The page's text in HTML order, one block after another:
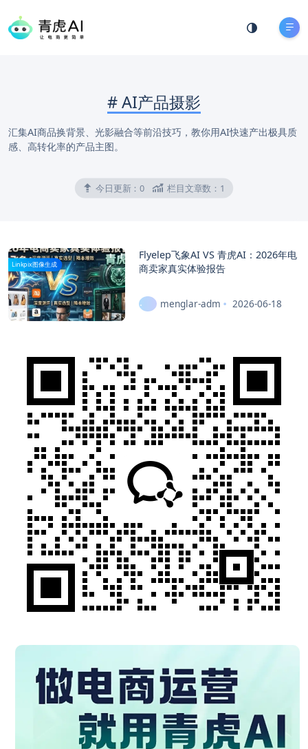
#AI产品摄影
汇集AI商品换背景、光影融合等前沿技巧，教你用AI快速产出极具质
感、高转化率的产品主图。
今日更新：0 栏目文章数： 1
Linkpix图像生成
Flyelep飞象AI VS 青虎AI：2026年电
商卖家真实体验报告
menglar-adm 2026-06-18